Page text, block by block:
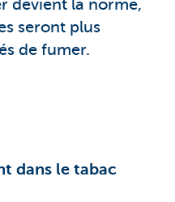
devient la norme,
seront plus
de fumer.
dans le tabac